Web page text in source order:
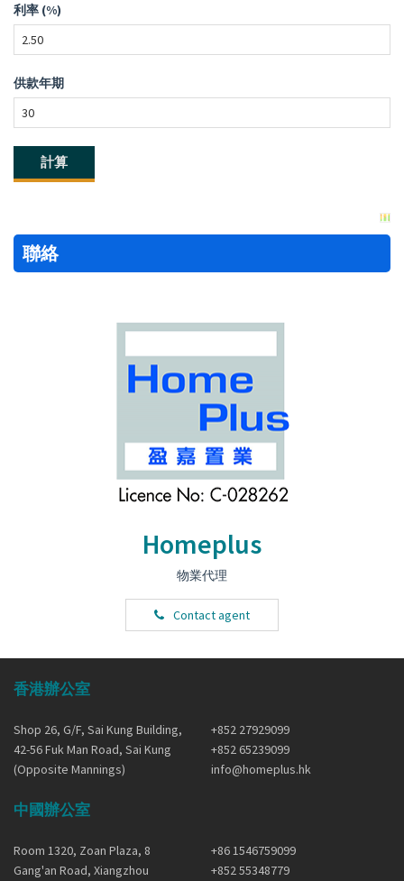
利率 (%)
供款年期
聯絡
Homeplus
物業代理
Contact agent
香港辦公室
Shop 26, G/F, Sai Kung Building,
42-56 Fuk Man Road, Sai Kung
(Opposite Mannings)
+852 27929099
+852 65239099
info@homeplus.hk
中國辦公室
Room 1320, Zoan Plaza, 8
Gang'an Road, Xiangzhou
+86 1546759099
+852 55348779